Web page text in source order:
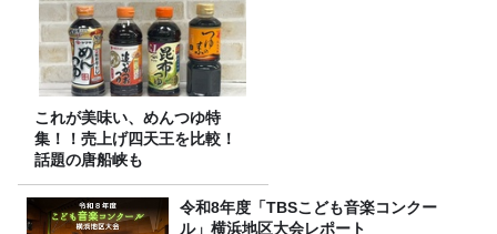
これが美味い、めんつゆ特
集！！売上げ四天王を比較！
話題の唐船峡も
令和8年度「TBSこども音楽コンクー
ル」横浜地区大会レポート